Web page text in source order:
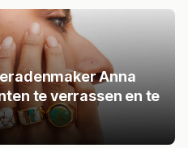
Anna
te verrassen en te